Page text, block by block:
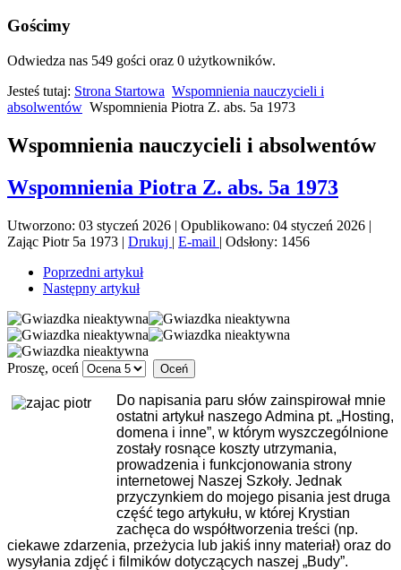
Gościmy
Odwiedza nas 549 gości oraz 0 użytkowników.
Jesteś tutaj: Strona Startowa Wspomnienia nauczycieli i
absolwentów Wspomnienia Piotra Z. abs. 5a 1973
Wspomnienia nauczycieli i absolwentów
Wspomnienia Piotra Z. abs. 5a 1973
Utworzono: 03 styczeń 2026 | Opublikowano: 04 styczeń 2026 |
Zając Piotr 5a 1973 | Drukuj | E-mail | Odsłony: 1456
Poprzedni artykuł
Następny artykuł
Proszę, oceń
Do napisania paru słów zainspirował mnie
ostatni artykuł naszego Admina pt. „Hosting,
domena i inne”, w którym wyszczególnione
zostały rosnące koszty utrzymania,
prowadzenia i funkcjonowania strony
internetowej Naszej Szkoły. Jednak
przyczynkiem do mojego pisania jest druga
część tego artykułu, w której Krystian
zachęca do współtworzenia treści (np.
ciekawe zdarzenia, przeżycia lub jakiś inny materiał) oraz do
wysyłania zdjęć i filmików dotyczących naszej „Budy”.